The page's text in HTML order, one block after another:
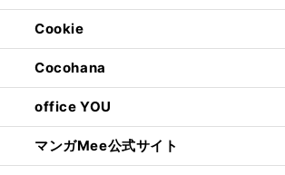
Cookie
Cocohana
office YOU
マンガMee公式サイト